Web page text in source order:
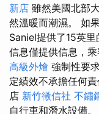
新店 雖然美國北部
然溫暖而潮濕。 如
Saniel提供了15英里
信息僅提供信息，乘
高級外燴 強制性要
定績效不承擔任何責
店 新竹徵信社 不鏽
自行車和潛水設備